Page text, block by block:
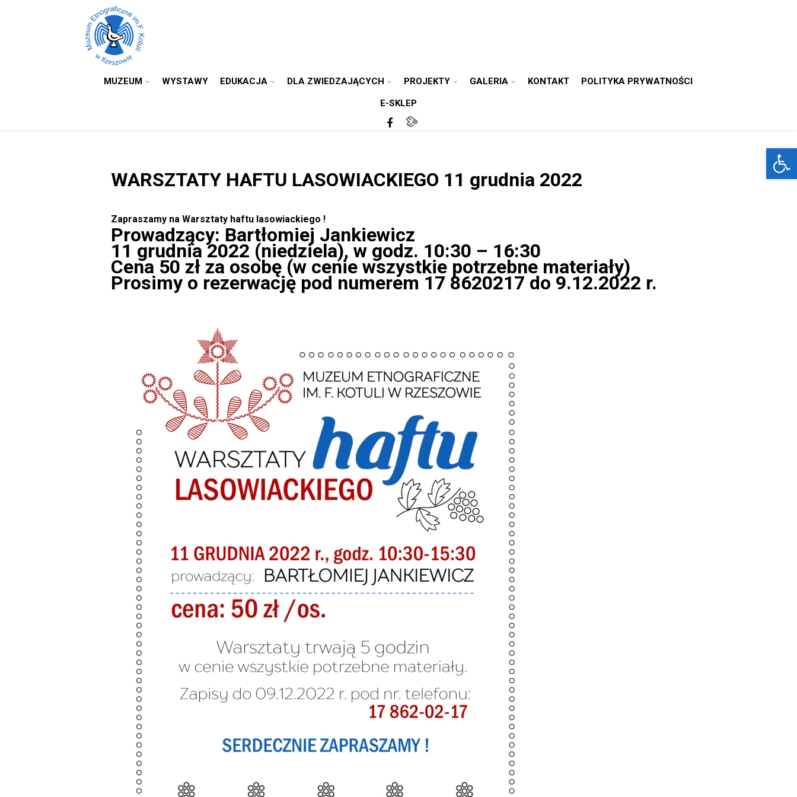
MUZEUM WYSTAWY EDUKACJA DLA ZWIEDZAJĄCYCH PROJEKTY GALERIA KONTAKT POLITYKA PRYWATNOŚCI
E-SKLEP
WARSZTATY HAFTU LASOWIACKIEGO 11 grudnia 2022
Zapraszamy na Warsztaty haftu lasowiackiego !
Prowadzący: Bartłomiej Jankiewicz
11 grudnia 2022 (niedziela), w godz. 10:30 – 16:30
Cena 50 zł za osobę (w cenie wszystkie potrzebne materiały)
Prosimy o rezerwację pod numerem 17 8620217 do 9.12.2022 r.